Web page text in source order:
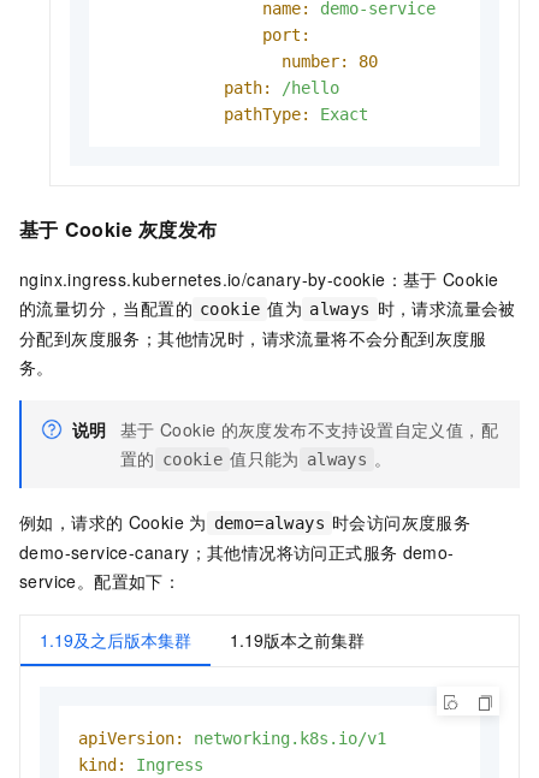
name:
demo-service
port:
number:
80
path:
/hello
pathType:
Exact
基于 Cookie 灰度发布
nginx.ingress.kubernetes.io/canary-by-cookie：基于 Cookie
的流量切分，当配置的 cookie 值为 always 时，请求流量会被
分配到灰度服务；其他情况时，请求流量将不会分配到灰度服
务。
说明 基于 Cookie 的灰度发布不支持设置自定义值，配
置的 cookie 值只能为 always 。
例如，请求的 Cookie 为 demo=always 时会访问灰度服务
demo-service-canary；其他情况将访问正式服务 demo-
service。配置如下：
1.19及之后版本集群 1.19版本之前集群
apiVersion:
networking.k8s.io/v1
kind:
Ingress